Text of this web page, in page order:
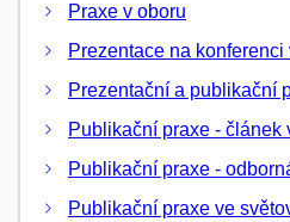
Praxe v oboru
Prezentace na
Prezentační a publikační
Publikační praxe - článek
Publikační praxe -
Publikační praxe ve